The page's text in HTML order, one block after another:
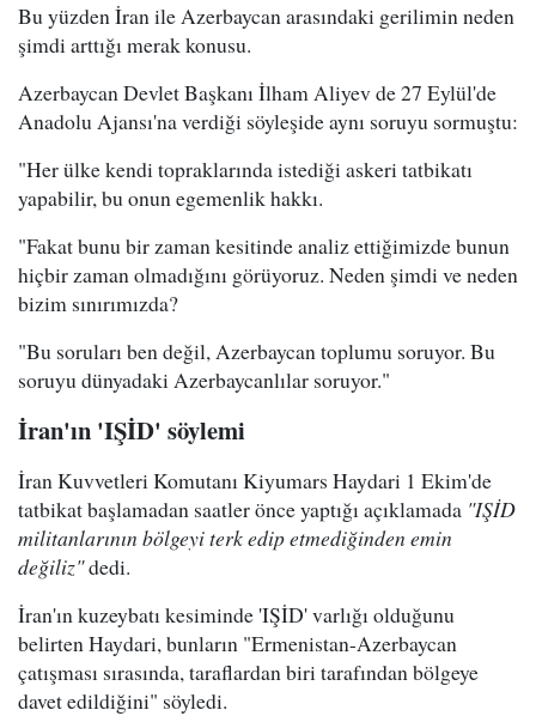
Bu yüzden İran ile Azerbaycan arasındaki gerilimin neden
şimdi arttığı merak konusu.
Azerbaycan Devlet Başkanı İlham Aliyev de 27 Eylül'de
Anadolu Ajansı'na verdiği söyleşide aynı soruyu sormuştu:
"Her ülke kendi topraklarında istediği askeri tatbikatı
yapabilir, bu onun egemenlik hakkı.
"Fakat bunu bir zaman kesitinde analiz ettiğimizde bunun
hiçbir zaman olmadığını görüyoruz. Neden şimdi ve neden
bizim sınırımızda?
"Bu soruları ben değil, Azerbaycan toplumu soruyor. Bu
soruyu dünyadaki Azerbaycanlılar soruyor."
İran'ın 'IŞİD' söylemi
İran Kuvvetleri Komutanı Kiyumars Haydari 1 Ekim'de
tatbikat başlamadan saatler önce yaptığı açıklamada "IŞİD
militanlarının bölgeyi terk edip etmediğinden emin
değiliz"dedi.
İran'ın kuzeybatı kesiminde 'IŞİD' varlığı olduğunu
belirten Haydari, bunların "Ermenistan-Azerbaycan
çatışması sırasında, taraflardan biri tarafından bölgeye
davet edildiğini" söyledi.